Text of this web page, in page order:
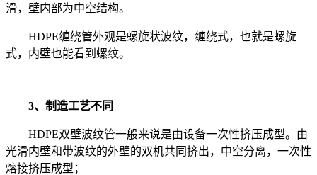
滑，壁内部为中空结构。
HDPE缠绕管外观是螺旋状波纹，缠绕式，也就是螺旋
式，内壁也能看到螺纹。
3、 制造工艺不同
HDPE双壁波纹管一般来说是由设备一次性挤压成型。由
光滑内壁和带波纹的外壁的双机共同挤出，中空分离，一次性
熔接挤压成型；